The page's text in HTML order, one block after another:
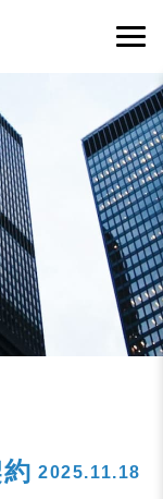
2025.11.18